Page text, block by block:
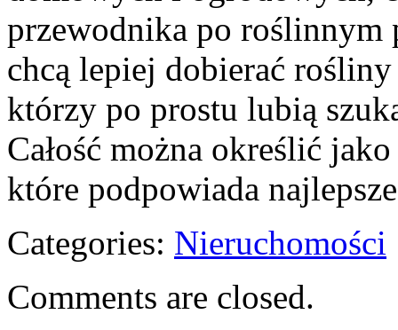
przewodnika po roślinnym
chcą lepiej dobierać
którzy po prostu lubią
Całość można określić
które podpowiada
Categories: Nieruchomości
Comments are closed.